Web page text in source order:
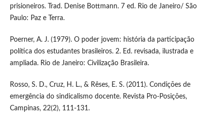
prisioneiros. Trad. Denise Bottmann. 7 ed. Rio de Janeiro/ São
Paulo: Paz e Terra.
Poerner, A. J. (1979). O poder jovem: história da participação
política dos estudantes brasileiros. 2. Ed. revisada, ilustrada e
ampliada. Rio de Janeiro: Civilização Brasileira.
Rosso, S. D., Cruz, H. L., & Rêses, E. S. (2011). Condições de
emergência do sindicalismo docente. Revista Pro-Posições,
Campinas, 22(2), 111-131.